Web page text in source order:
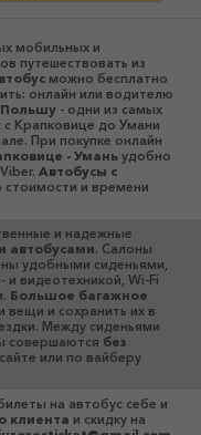
мобильных и
путешествовать из
можно бесплатно
онлайн или водителю
Польшу- одни из самых
с Крапковице до Умани
При покупке онлайн
- Уманьудобно
Автобусы c
и времени
и надежные
автобусами. Салоны
удобными сиденьями,
видеотехникой, Wi-Fi
Большое багажное
вещи и сохранить их в
Между сиденьями
совершаются без
или по вайберу
на автобус себе и
клиента и скидку на